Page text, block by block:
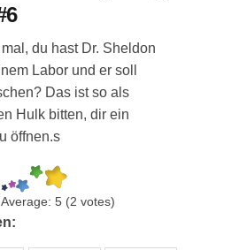
du hast Dr. Sheldon
Labor und er soll
Das ist so als
Hulk bitten, dir ein
öffnen.s
Average: 5 (2 votes)